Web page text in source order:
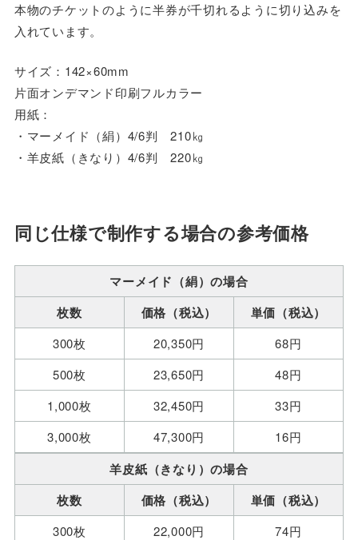
本物のチケットのように半券が千切れるように切り込みを
入れています。
サイズ：142×60mm
片面オンデマンド印刷フルカラー
用紙：
・マーメイド（絹）4/6判 210㎏
・羊皮紙（きなり）4/6判 220㎏
同じ仕様で制作する場合の参考価格
マーメイド（絹）の場合
枚数
価格（税込） 単価（税込）
300枚 20,350円
68円
500枚
23,650円
48円
1,000枚
32,450円
33円
3,000枚
47,300円 16円
羊皮紙（きなり）の場合
枚数
価格（税込） 単価（税込）
300枚 22,000円
74円